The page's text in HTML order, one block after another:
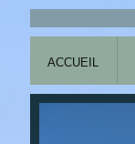
ACCUEIL